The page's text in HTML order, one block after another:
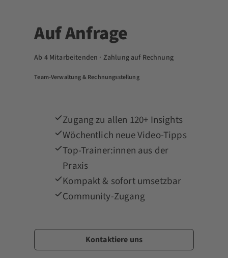
Auf Anfrage
Ab 4 Mitarbeitenden · Zahlung auf Rechnung
Team-Verwaltung & Rechnungsstellung
Zugang zu allen 120+ Insights
Wöchentlich neue Video-Tipps
Top-Trainer:innen aus der
Praxis
Kompakt & sofort umsetzbar
Community-Zugang
Kontaktiere uns